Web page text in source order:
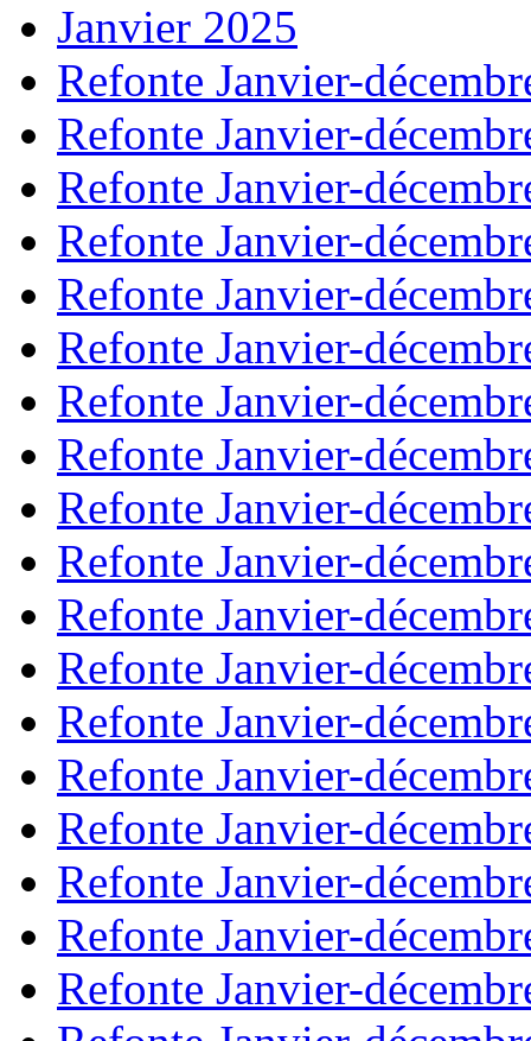
Janvier 2025
Refonte Janvier-
Refonte Janvier-
Refonte Janvier-
Refonte Janvier-
Refonte Janvier-
Refonte Janvier-
Refonte Janvier-
Refonte Janvier-
Refonte Janvier-
Refonte Janvier-
Refonte Janvier-
Refonte Janvier-
Refonte Janvier-
Refonte Janvier-
Refonte Janvier-
Refonte Janvier-
Refonte Janvier-
Refonte Janvier-